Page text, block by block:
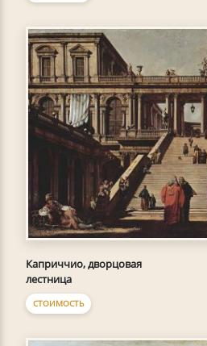
Каприччио, дворцовая
лестница
СТОИМОСТЬ